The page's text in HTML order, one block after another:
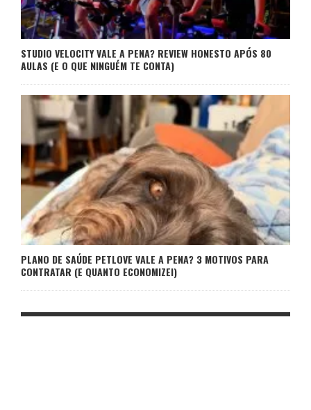
STUDIO VELOCITY VALE A PENA? REVIEW HONESTO APÓS 80
AULAS (E O QUE NINGUÉM TE CONTA)
PLANO DE SAÚDE PETLOVE VALE A PENA? 3 MOTIVOS PARA
CONTRATAR (E QUANTO ECONOMIZEI)